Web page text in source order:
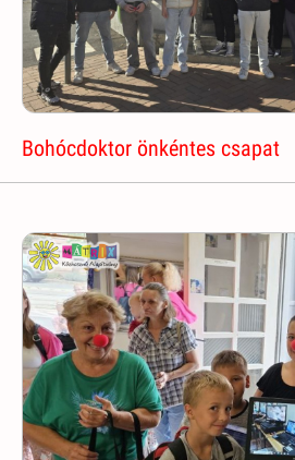
Bohócdoktor önkéntes csapat